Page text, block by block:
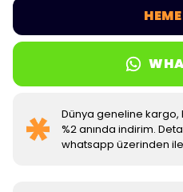
Dünya geneline
%2 anında indirim.
whatsapp üzerinden